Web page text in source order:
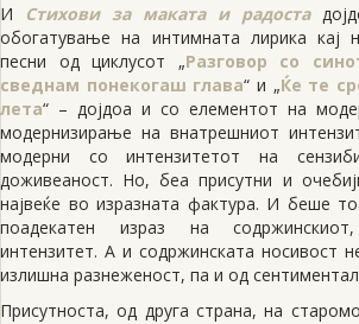
И Стихови за маката и радоста
обогатување на интимната лирика кај
песни од циклусот „Разговор со
сведнам понекогаш глава“ и „Ќе те
лета“ – дојдоа и со елементот на
модернизирање на внатрешниот
модерни со интензитетот на
доживеаност. Но, беа присутни и
највеќе во изразната фактура. И беше
поадекатен израз на
интензитет. А и содржинската носивост
излишна разнеженост, па и од
Присутноста, од друга страна, на